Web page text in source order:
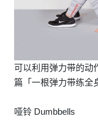
可以利用弹力带的动
篇「一根弹力带练全
哑铃 Dumbbells